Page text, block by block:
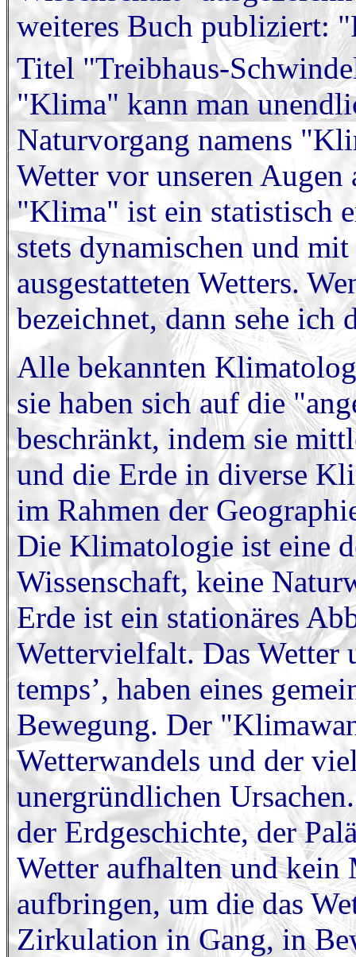
weiteres Buch publiziert:
Titel "Treibhaus-
"Klima" kann man
Naturvorgang namens
Wetter vor unseren Augen
"Klima" ist ein statistisch
stets dynamischen und
ausgestatteten Wetters.
bezeichnet, dann sehe ich
Alle bekannten
sie haben sich auf die
beschränkt, indem sie
und die Erde in diverse
im Rahmen der
Die Klimatologie ist eine
Wissenschaft, keine
Erde ist ein stationäres
Wettervielfalt. Das Wetter
temps’, haben eines
Bewegung. Der
Wetterwandels und der
unergründlichen
der Erdgeschichte, der
Wetter aufhalten und kein
aufbringen, um die das
Zirkulation in Gang, in